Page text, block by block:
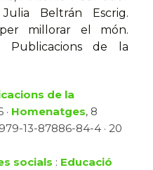
Beltrán Escrig.
millorar el món.
Publicacions de la
de la
· Homenatges, 8
979-13-87886-84-4 · 20
socials : Educació